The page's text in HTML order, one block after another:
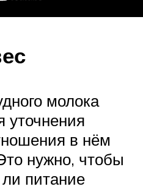
молока
уточнения
в нём
нужно, чтобы
питание